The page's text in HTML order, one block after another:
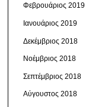
Φεβρουάριος 2019
Ιανουάριος 2019
Δεκέμβριος 2018
Νοέμβριος 2018
Σεπτέμβριος 2018
Αύγουστος 2018